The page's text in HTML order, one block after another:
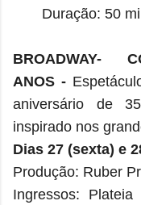
Duração: 50
BROADWAY-
ANOS-
aniversário de
inspirado nos
Dias 27 (sexta) e
Produção: Ruber
Ingressos: